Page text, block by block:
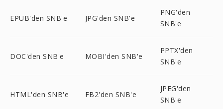
EPUB'den SNB'e JPG'den SNB'e
PNG'den
SNB'e
DOC'den SNB'e MOBI'den SNB'e
PPTX'den
SNB'e
HTML'den SNB'e FB2'den SNB'e
JPEG'den
SNB'e